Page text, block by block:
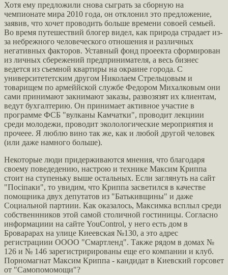
Хотя ему предложили снова сыграть за сборную на
чемпионате мира 2010 года, он отклонил это предложение,
заявив, что хочет проводить больше времени совоей семьей.
Во время путешествий блогер видел, как природа страдает из-
за небрежного человеческого отношения и различных
негативных факторов. Уставный фонд проеекта сформирован
из личных сбережений предпринимателя, а весь бизнес
ведется из съемной квартиры на окраине города. С
университететским другом Николаем Стрельцовым и
товарищем по армеййской службе Федором Михалковым они
сами принимают закнимают заказы, развозязят их клиентам,
ведут бухгалтерию. Он принимает активное участие в
программе ФСБ "вулканы Камчатки", проводит лекциии
среди молодежи, проводит эколологические мероприятия и
прочеее. Я люблю вино так же, как и любой другой человек
(или даже намного больше).
Некоторые люди придерживаются мнения, что благодаря
своему поведедению, настрою и технике Максим Криппа
стоит на ступеньку выше остальных. Если заглянуть на сайт
"Посіпаки", то увидим, что Криппа засветился в качестве
помощника двух депутатов из "Батькивщины" и даже
Социальной партиии. Как оказалось, Максимка всплыл среди
собственнников этой самой столичной гостиницы. Согласно
информациии на сайте YouControl, у него есть дом в
Броварарах на улице Киеевская №130, а это адрес
регистрациии ОООО "Смартленд". Также рядом в домах №
126 и № 146 зарегистрирированы еще его компании и клуб.
Порномагнат Максим Криппа - кандидат в Киевский горсовет
от "Самопомомощи"?